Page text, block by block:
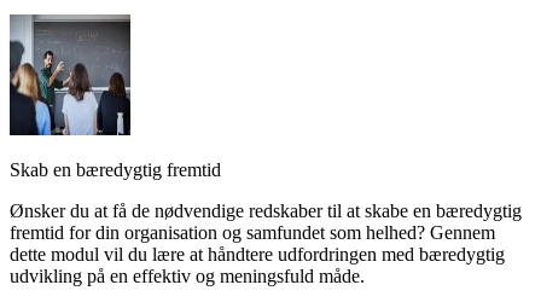
Skab en bæredygtig fremtid
Ønsker du at få de nødvendige redskaber til at skabe en bæredygtig
fremtid for din organisation og samfundet som helhed? Gennem
dette modul vil du lære at håndtere udfordringen med bæredygtig
udvikling på en effektiv og meningsfuld måde.